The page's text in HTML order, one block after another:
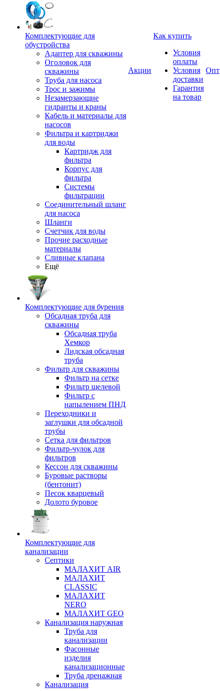
Комплектующие для
обустройства
Адаптер для скважины
Оголовок для
скважины
Труба для насоса
Трос и зажимы
Незамерзающие
гидранты и краны
Кабель и материалы для
насосов
Фильтра и картриджи
для воды
Картридж для
фильтра
Корпус для
фильтра
Системы
фильтрации
Соединительный шланг
для насоса
Шланги
Счетчик для воды
Прочие расходные
материалы
Сливные клапана
Ещё
Комплектующие для бурения
Обсадная труба для
скважины
Обсадная труба
Хемкор
Лидская обсадная
труба
Фильтр для скважины
Фильтр на сетке
Фильтр щелевой
Фильтр с
напылением ПНД
Переходники и
заглушки для обсадной
трубы
Сетка для фильтров
Фильтр-чулок для
фильтров
Кессон для скважины
Буровые растворы
(бентонит)
Песок кварцевый
Долото буровое
Комплектующие для
канализации
Септики
МАЛАХИТ AIR
МАЛАХИТ
CLASSIC
МАЛАХИТ
NERO
МАЛАХИТ GEO
Канализация наружная
Труба для
канализации
Фасонные
изделия
канализационные
Труба дренажная
Канализация
Акции
Как купить
Условия
оплаты
Условия
доставки
Гарантия
на товар
Опт